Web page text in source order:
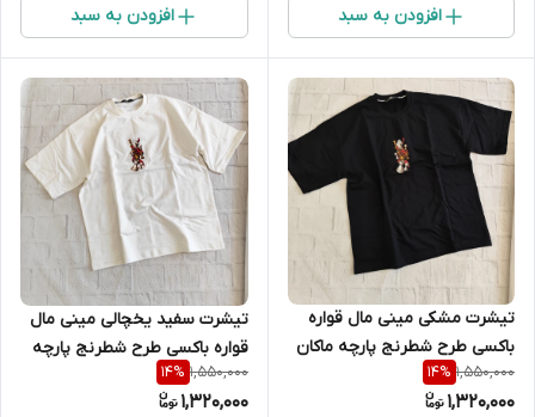
افزودن به سبد افزودن به سبد
تیشرت مشکی مینی مال قواره
باکسی طرح شطرنج پارچه ماکان
1,550,000
14%
1,320,000
تیشرت سفید یخچالی مینی مال
قواره باکسی طرح شطرنج پارچه
ماکان
1,550,000
14%
1,320,000